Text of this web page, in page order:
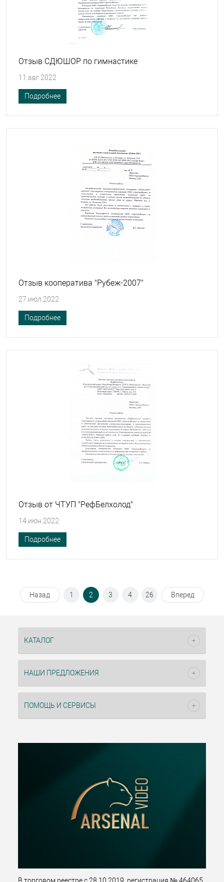
Отзыв СДЮШОР по гимнастике
11.авг.2022
Подробнее
Отзыв кооператива "Рубеж-2007"
27.июл.2022
Подробнее
Отзыв от ЧТУП "РефБелхолод"
14.июн.2022
Подробнее
Назад 1 2 3 4 26 Вперед
КАТАЛОГ
НАШИ ПРЕДЛОЖЕНИЯ
ПОМОЩЬ И СЕРВИСЫ
В торговом реестре с 28.10.2019, регистрация № 464065.